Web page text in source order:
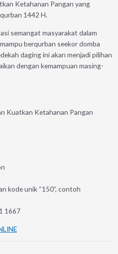
Ketahanan Pangan yang
1442 H.
semangat masyarakat dalam
berqurban seekor domba
daging ini akan menjadi pilihan
dengan kemampuan masing-
Kuatkan Ketahanan Pangan
kode unik “150”, contoh
1667